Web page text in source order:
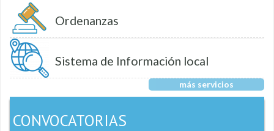
Ordenanzas
Sistema de Información local
más servicios
CONVOCATORIAS